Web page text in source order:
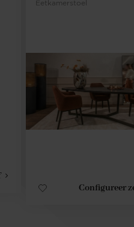
Eetkamerstoel
Configureer